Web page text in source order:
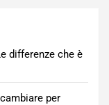
differenze che è
per